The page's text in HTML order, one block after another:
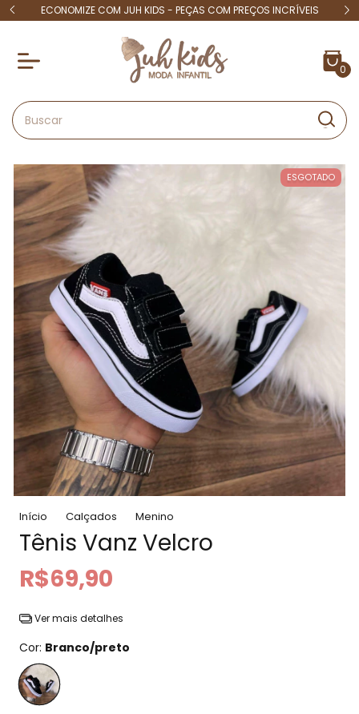
15 ECONOMIZE COM JUH KIDS - PEÇAS COM PREÇOS INCRÍVEIS 4X
0
ESGOTADO
Início Calçados Menino
Tênis Vanz Velcro
R$69,90
Ver mais detalhes
Cor: Branco/preto